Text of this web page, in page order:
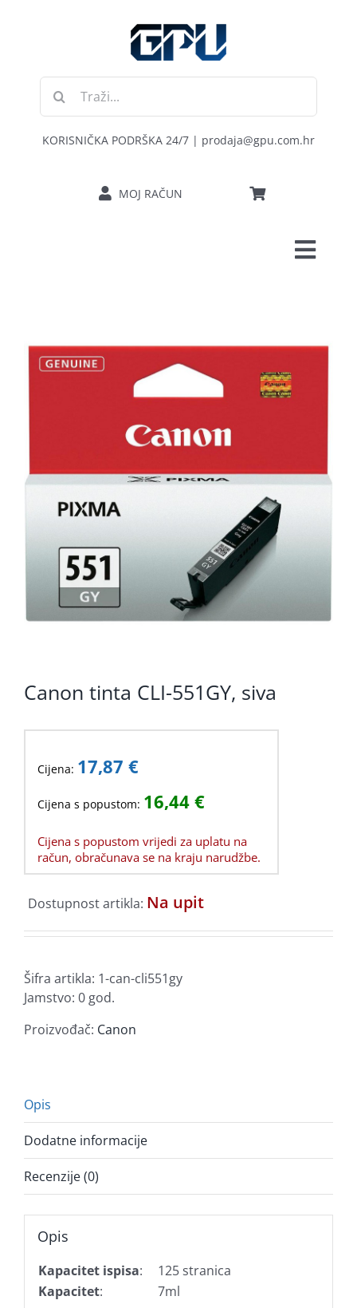
Traži...
KORISNIČKA PODRŠKA 24/7 | prodaja@gpu.com.hr
MOJ RAČUN
KOMPONENTE
KABELI I KONEKTORI
MREŽNA OPREMA
PRINTERI
POTROŠNI
POTROŠAČKA ELEKTRONIKA
OSTALO
Canon tinta CLI-551GY, siva
Cijena: 17,87 €
Cijena s popustom: 16,44 €
Cijena s popustom vrijedi za uplatu na
račun, obračunava se na kraju narudžbe.
Dostupnost artikla: Na upit
Šifra artikla: 1-can-cli551gy
Jamstvo: 0 god.
Proizvođač: Canon
Opis
Dodatne informacije
Recenzije (0)
Opis
Kapacitet ispisa:
125 stranica
Kapacitet: 7ml